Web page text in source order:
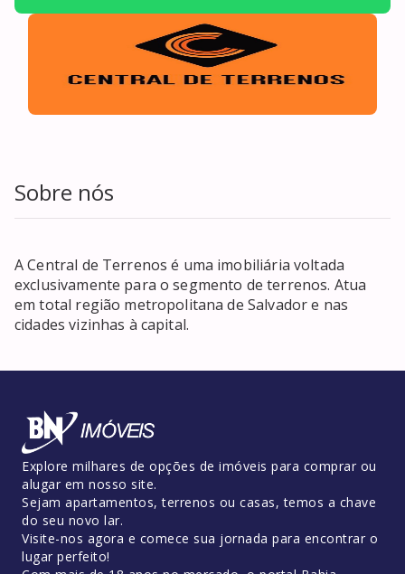
Sobre nós
A Central de Terrenos é uma imobiliária voltada
exclusivamente para o segmento de terrenos. Atua
em total região metropolitana de Salvador e nas
cidades vizinhas à capital.
Explore milhares de opções de imóveis para comprar ou
alugar em nosso site.
Sejam apartamentos, terrenos ou casas, temos a chave
do seu novo lar.
Visite-nos agora e comece sua jornada para encontrar o
lugar perfeito!